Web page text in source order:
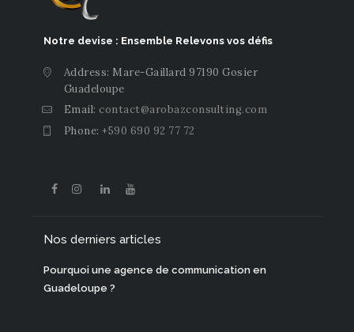
Notre devise : Ensemble Relevons vos défis
Address: Mare-Gaillard 97190 Gosier
Guadeloupe
Email: contact@arobazconsulting.com
Phone:+590 690 92 77 72
Nos derniers articles
Pourquoi une agence de communication en
Guadeloupe ?